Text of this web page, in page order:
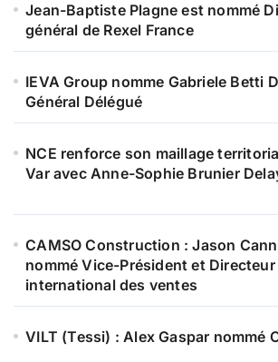
Jean-Baptiste Plagne est nommé
général de Rexel France
IEVA Group nomme Gabriele Betti
Général Délégué
NCE renforce son maillage
Var avec Anne-Sophie Brunier
CAMSO Construction : Jason
nommé Vice-Président et Directeur
international des ventes
VILT (Tessi) : Alex Gaspar nommé